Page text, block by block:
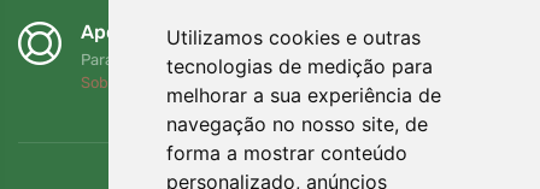
Utilizamos cookies e outras
tecnologias de medição para
melhorar a sua experiência de
navegação no nosso site, de
forma a mostrar conteúdo
personalizado, anúncios
Apoiamos a Trees.org
Para cada encomenda plantamos uma árvore! Leia mais
Sobre nós